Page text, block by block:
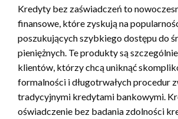
Kredyty bez zaświadczeń to
finansowe, które zyskują na
poszukujących szybkiego dostępu do
pieniężnych. Te produkty są
klientów, którzy chcą uniknąć
formalności i długotrwałych procedur
tradycyjnymi kredytami bankowymi.
oświadczenie bez badania zdolności